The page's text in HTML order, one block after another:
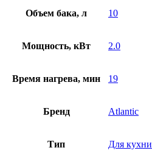
Объем бака, л 10
Мощность, кВт 2.0
Время нагрева, мин 19
Бренд Atlantic
Тип Для кухни